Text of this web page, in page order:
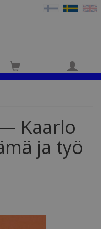
Kaarlo
ja työ